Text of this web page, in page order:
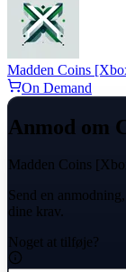
Madden Coins
On Demand
Anmod om
Madden Coins
Send en
dine krav.
Noget at tilføje?